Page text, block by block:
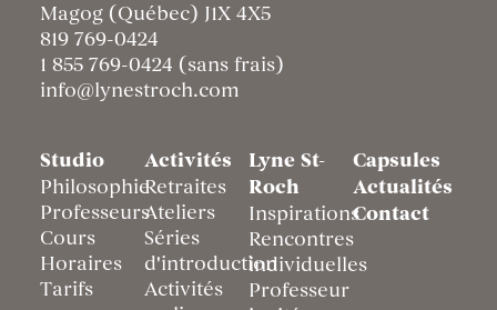
Magog (Québec) J1X 4X5
819 769-0424
1 855 769-0424 (sans frais)
info@lynestroch.com
Studio
Philosophie
Professeurs
Cours
Horaires
Tarifs
Activités
Retraites
Ateliers
Séries
d'introduction
Activités
Lyne St-
Roch
Inspirations
Rencontres
individuelles
Professeur
Capsules
Actualités
Contact